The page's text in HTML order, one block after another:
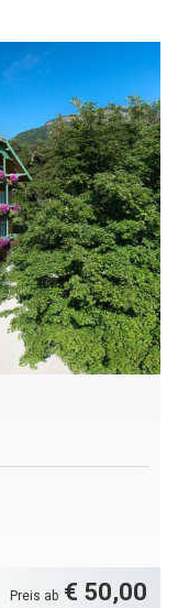
Preis ab € 50,00